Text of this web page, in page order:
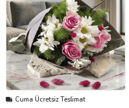
Cuma Ücretsiz Teslimat